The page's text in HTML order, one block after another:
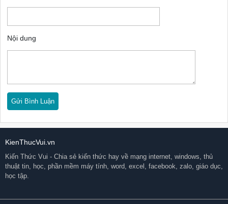
Nội dung
KienThucVui.vn
Kiến Thức Vui - Chia sẻ kiến thức hay về mạng internet, windows, thủ
thuật tin, học, phần mềm máy tính, word, excel, facebook, zalo, giáo dục,
học tập.